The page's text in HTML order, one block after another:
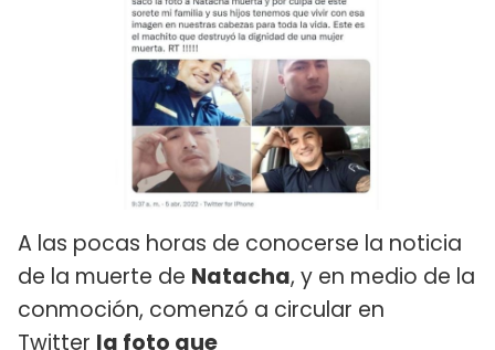
A las pocas horas de conocerse la noticia
de la muerte de Natacha, y en medio de la
conmoción, comenzó a circular en
Twitter la foto que